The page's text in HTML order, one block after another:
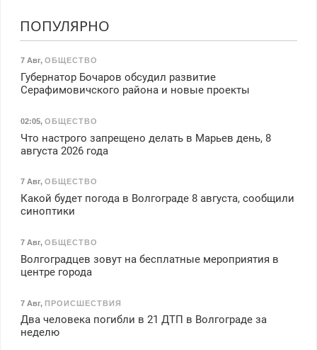
ПОПУЛЯРНО
7 Авг, ОБЩЕСТВО
Губернатор Бочаров обсудил развитие
Серафимовичского района и новые проекты
02:05, ОБЩЕСТВО
Что настрого запрещено делать в Марьев день, 8
августа 2026 года
7 Авг, ОБЩЕСТВО
Какой будет погода в Волгограде 8 августа, сообщили
синоптики
7 Авг, ОБЩЕСТВО
Волгоградцев зовут на бесплатные мероприятия в
центре города
7 Авг, ПРОИСШЕСТВИЯ
Два человека погибли в 21 ДТП в Волгограде за
неделю